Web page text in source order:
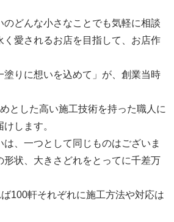
のどんな小さなことでも気軽に相談
く愛されるお店を目指して、お店作
塗りに想いを込めて」が、創業当時
とした高い施工技術を持った職人に
します。
、一つとして同じものはございま
形状、大きさどれをとってに千差万
100軒それぞれに施工方法や対応は